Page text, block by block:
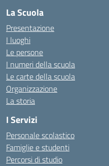
La Scuola
Presentazione
I luoghi
Le persone
I numeri della scuola
Le carte della scuola
Organizzazione
La storia
I Servizi
Personale scolastico
Famiglie e studenti
Percorsi di studio